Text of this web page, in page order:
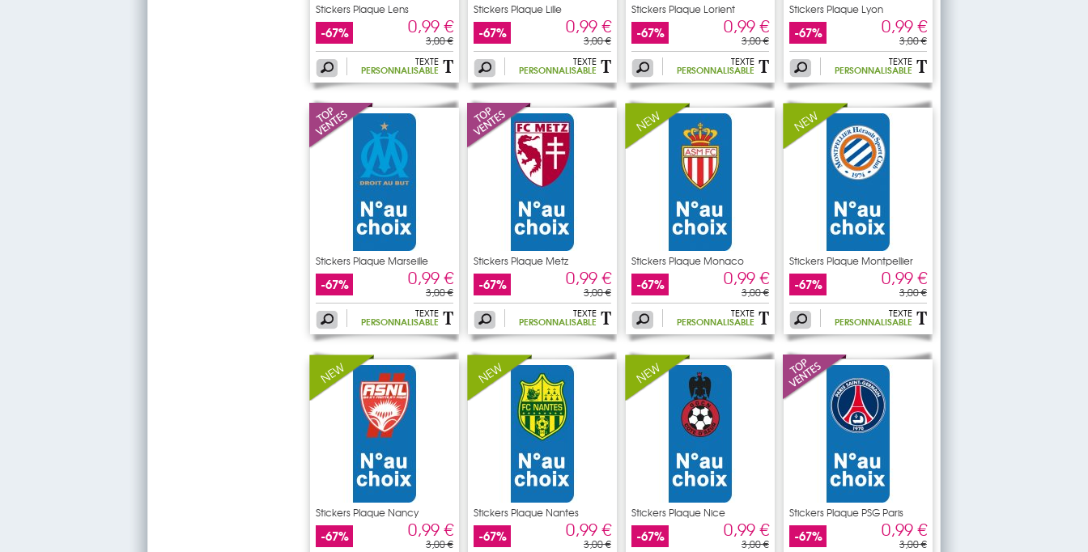
Stickers Plaque Lens
-67% 0,99 €
3,00 €
TEXTE
PERSONNALISABLE
Stickers Plaque Lille
-67% 0,99 €
3,00 €
TEXTE
PERSONNALISABLE
Stickers Plaque Lorient
-67% 0,99 €
3,00 €
TEXTE
PERSONNALISABLE
Stickers Plaque Lyon
-67% 0,99 €
3,00 €
TEXTE
PERSONNALISABLE
Stickers Plaque Marseille
-67% 0,99 €
3,00 €
TEXTE
PERSONNALISABLE
Stickers Plaque Metz
-67% 0,99 €
3,00 €
TEXTE
PERSONNALISABLE
Stickers Plaque Monaco
-67% 0,99 €
3,00 €
TEXTE
PERSONNALISABLE
Stickers Plaque Montpellier
-67% 0,99 €
3,00 €
TEXTE
PERSONNALISABLE
Stickers Plaque Nancy
-67% 0,99 €
3,00 €
Stickers Plaque Nantes
-67% 0,99 €
3,00 €
Stickers Plaque Nice
-67% 0,99 €
3,00 €
Stickers Plaque PSG Paris
-67% 0,99 €
3,00 €